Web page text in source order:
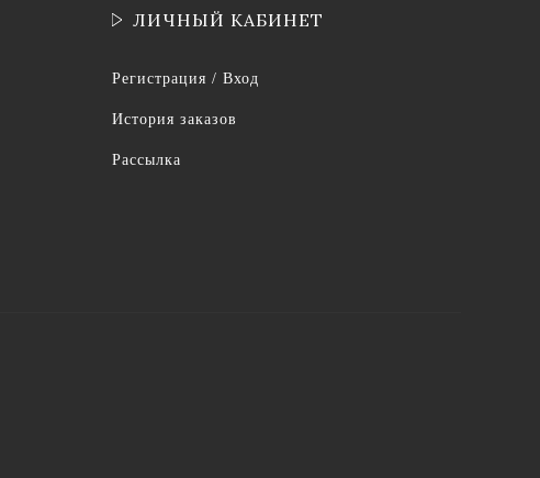
ЛИЧНЫЙ КАБИНЕТ
Регистрация / Вход
История заказов
Рассылка